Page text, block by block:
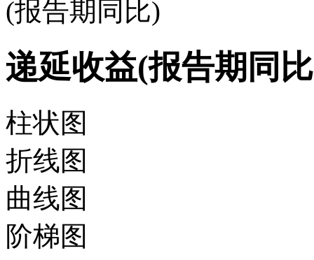
(报告期同比)
递延收益(报告期同
柱状图
折线图
曲线图
阶梯图